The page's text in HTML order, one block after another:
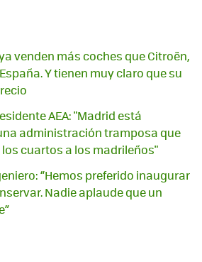
venden más coches que Citroën,
Y tienen muy claro que su
AEA: "Madrid está
administración tramposa que
cuartos a los madrileños"
“Hemos preferido inaugurar
Nadie aplaude que un